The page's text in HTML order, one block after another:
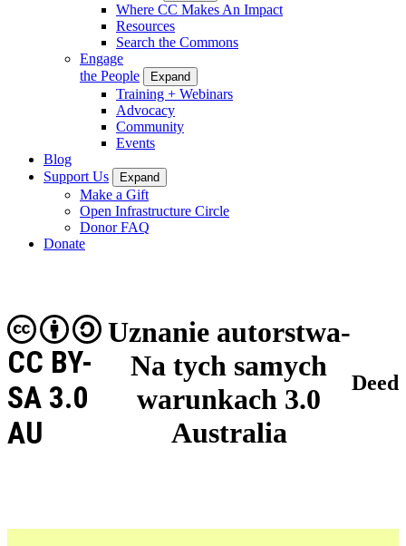
Where CC Makes An Impact
Resources
Search the Commons
Engage
the People
Expand
Training + Webinars
Advocacy
Community
Events
Blog
Support Us
Expand
Make a Gift
Open Infrastructure Circle
Donor FAQ
Donate
Uznanie autorstwa-
Na tych samych
warunkach 3.0
Australia
CC BY-
SA 3.0
AU
Deed